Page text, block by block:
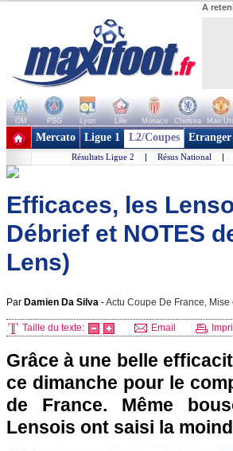
A
OM PSG Lyon Lille Monaco Chelsea Man
+ de clubs
Mercato Ligue 1 L2/Coupes Etranger
Résultats Ligue 2 | Résus National |
Efficaces, les
Débrief et NOTES
Lens)
Par Damien Da Silva -Actu Coupe De France, Mise
Taille du texte: Email
Grâce à une belle
ce dimanche pour le
de France. Même
Lensois ont saisi la